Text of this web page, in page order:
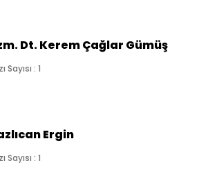
Dt. Kerem Çağlar Gümüş
Sayısı : 1
Ergin
Sayısı : 1